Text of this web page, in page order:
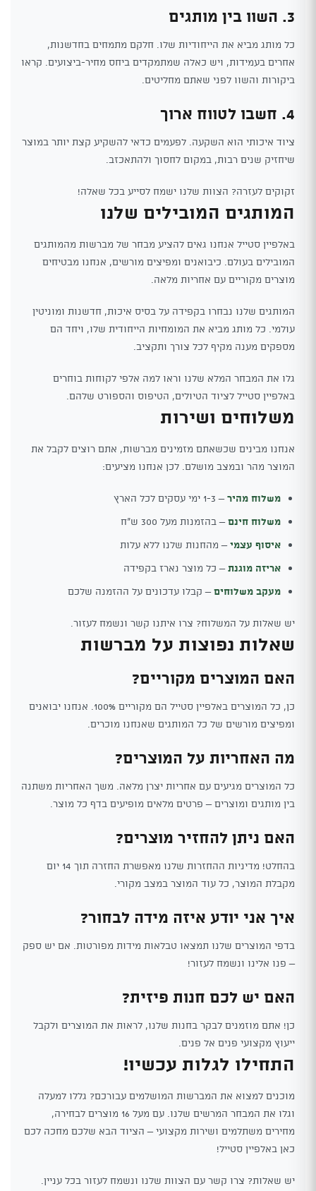
3. השוו בין מותגים
כל מותג מביא את הייחודיות שלו. חלקם מתמחים בחדשנות,
אחרים בעמידות, ויש כאלה שמתמקדים ביחס מחיר-ביצועים. קראו
ביקורות והשוו לפני שאתם מחליטים.
4. חשבו לטווח ארוך
ציוד איכותי הוא השקעה. לפעמים כדאי להשקיע קצת יותר במוצר
שיחזיק שנים רבות, במקום לחסוך ולהתאכזב.
זקוקים לעזרה? הצוות שלנו ישמח לסייע בכל שאלה!
המותגים המובילים שלנו
באלפיין סטייל אנחנו גאים להציע מבחר של מברשות מהמותגים
המובילים בעולם. כיבואנים ומפיצים מורשים, אנחנו מבטיחים
מוצרים מקוריים עם אחריות מלאה.
המותגים שלנו נבחרו בקפידה על בסיס איכות, חדשנות ומוניטין
עולמי. כל מותג מביא את המומחיות הייחודית שלו, ויחד הם
מספקים מענה מקיף לכל צורך ותקציב.
גלו את המבחר המלא שלנו וראו למה אלפי לקוחות בוחרים
באלפיין סטייל לציוד הטיולים, הטיפוס והספורט שלהם.
משלוחים ושירות
אנחנו מבינים שכשאתם מזמינים מברשות, אתם רוצים לקבל את
המוצר מהר ובמצב מושלם. לכן אנחנו מציעים:
משלוח מהיר– 1-3 ימי עסקים לכל הארץ
משלוח חינם– בהזמנות מעל 300 ש"ח
איסוף עצמי– מהחנות שלנו ללא עלות
אריזה מוגנת– כל מוצר נארז בקפידה
מעקב משלוחים– קבלו עדכונים על ההזמנה שלכם
יש שאלות על המשלוח? צרו איתנו קשר ונשמח לעזור.
שאלות נפוצות על מברשות
האם המוצרים מקוריים?
כן, כל המוצרים באלפיין סטייל הם מקוריים 100%. אנחנו יבואנים
ומפיצים מורשים של כל המותגים שאנחנו מוכרים.
מה האחריות על המוצרים?
כל המוצרים מגיעים עם אחריות יצרן מלאה. משך האחריות משתנה
בין מותגים ומוצרים – פרטים מלאים מופיעים בדף כל מוצר.
האם ניתן להחזיר מוצרים?
בהחלט! מדיניות ההחזרות שלנו מאפשרת החזרה תוך 14 יום
מקבלת המוצר, כל עוד המוצר במצב מקורי.
איך אני יודע איזה מידה לבחור?
בדפי המוצרים שלנו תמצאו טבלאות מידות מפורטות. אם יש ספק
– פנו אלינו ונשמח לעזור!
האם יש לכם חנות פיזית?
כן! אתם מוזמנים לבקר בחנות שלנו, לראות את המוצרים ולקבל
ייעוץ מקצועי פנים אל פנים.
התחילו לגלות עכשיו!
מוכנים למצוא את המברשות המושלמים עבורכם? גללו למעלה
וגלו את המבחר המרשים שלנו. עם מעל 16 מוצרים לבחירה,
מחירים משתלמים ושירות מקצועי – הציוד הבא שלכם מחכה לכם
כאן באלפיין סטייל!
יש שאלות? צרו קשר עם הצוות שלנו ונשמח לעזור בכל עניין.